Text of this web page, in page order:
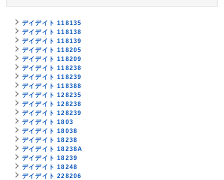
デイデイト 118135
デイデイト 118138
デイデイト 118139
デイデイト 118205
デイデイト 118209
デイデイト 118238
デイデイト 118239
デイデイト 118388
デイデイト 128235
デイデイト 128238
デイデイト 128239
デイデイト 1803
デイデイト 18038
デイデイト 18238
デイデイト 18238A
デイデイト 18239
デイデイト 18248
デイデイト 228206